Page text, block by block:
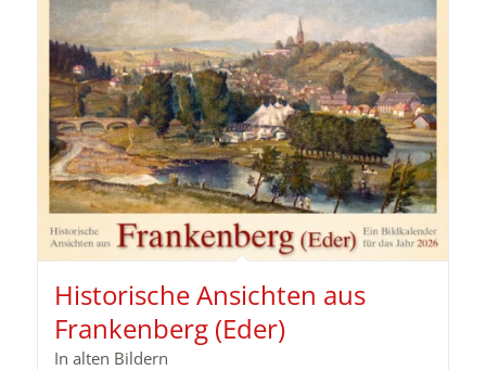
Historische Ansichten aus
Frankenberg (Eder)
In alten Bildern